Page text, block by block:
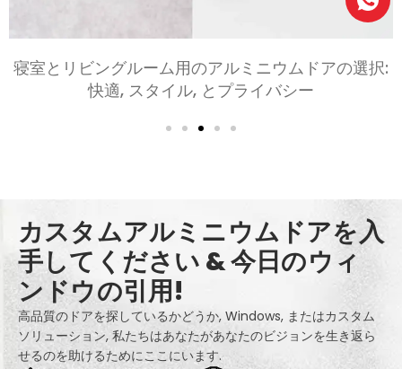
アルミニウム開き戸ドア用のガラス オプション: プラ
イバシー, 安全性, とスタイル
カスタムアルミニウムドアを入
手してください & 今日のウィ
ンドウの引用!
高品質のドアを探しているかどうか, Windows, またはカスタム
ソリューション, 私たちはあなたがあなたのビジョンを生き返ら
せるのを助けるためにここにいます.